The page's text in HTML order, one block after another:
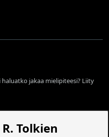
jakaa mielipiteesi? Liity
R. Tolkien